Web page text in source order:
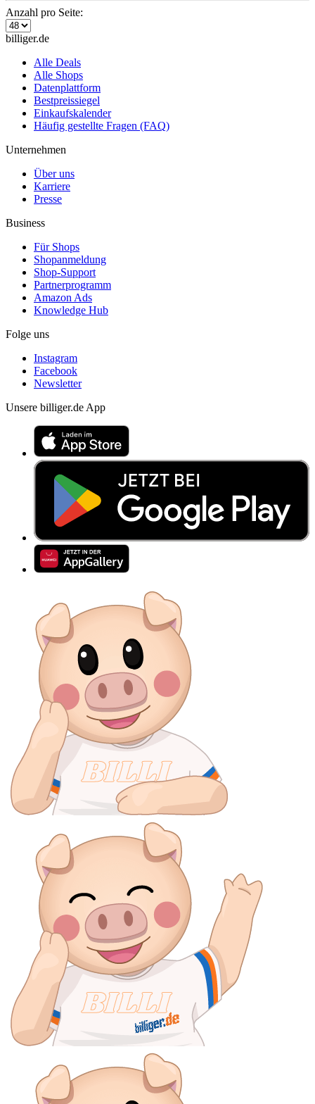
Anzahl pro Seite:
billiger.de
Alle Deals
Alle Shops
Datenplattform
Bestpreissiegel
Einkaufskalender
Häufig gestellte Fragen (FAQ)
Unternehmen
Über uns
Karriere
Presse
Business
Für Shops
Shopanmeldung
Shop-Support
Partnerprogramm
Amazon Ads
Knowledge Hub
Folge uns
Instagram
Facebook
Newsletter
Unsere billiger.de App